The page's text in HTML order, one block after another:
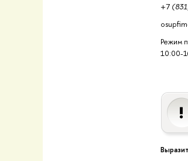
+7
Режим
10:00-